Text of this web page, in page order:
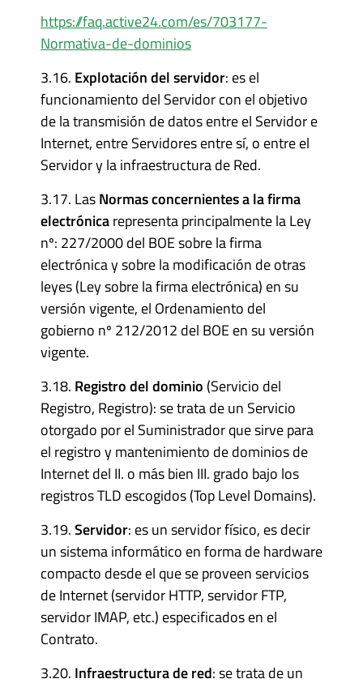
https://faq.active24.com/es/703177-
Normativa-de-dominios
3.16. Explotación del servidor: es el
funcionamiento del Servidor con el objetivo
de la transmisión de datos entre el Servidor e
Internet, entre Servidores entre sí, o entre el
Servidor y la infraestructura de Red.
3.17. LasNormas concernientes a la firma
electrónicarepresenta principalmente la Ley
nº: 227/2000 del BOE sobre la firma
electrónica y sobre la modificación de otras
leyes (Ley sobre la firma electrónica) en su
versión vigente, el Ordenamiento del
gobierno nº 212/2012 del BOE en su versión
vigente.
3.18. Registro del dominio (Servicio del
Registro, Registro): se trata de un Servicio
otorgado por el Suministrador que sirve para
el registro y mantenimiento de dominios de
Internet del II. o más bien III. grado bajo los
registros TLD escogidos (Top Level Domains).
3.19.Servidor: es un servidor físico, es decir
un sistema informático en forma de hardware
compacto desde el que se proveen servicios
de Internet (servidor HTTP, servidor FTP,
servidor IMAP, etc.) especificados en el
Contrato.
3.20. Infraestructura de red: se trata de un